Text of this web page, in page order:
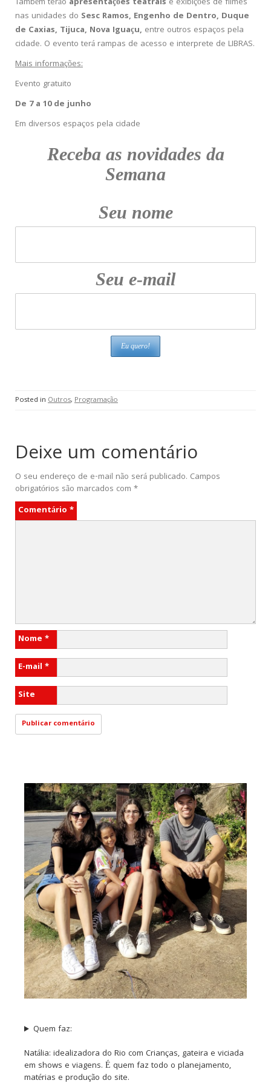
nas unidades do Sesc Ramos, Engenho de Dentro, Duque
de Caxias, Tijuca, Nova Iguaçu, entre outros espaços pela
cidade. O evento terá rampas de acesso e interprete de LIBRAS.
Mais informações:
Evento gratuito
De 7 a 10 de junho
Em diversos espaços pela cidade
Receba as novidades da
Semana
Seu nome
Seu e-mail
Posted in Outros, Programação
Deixe um comentário
O seu endereço de e-mail não será publicado. Campos
obrigatórios são marcados com *
Comentário *
Nome *
E-mail *
Site
Quem faz:
Natália: idealizadora do Rio com Crianças, gateira e viciada
em shows e viagens. É quem faz todo o planejamento,
matérias e produção do site.